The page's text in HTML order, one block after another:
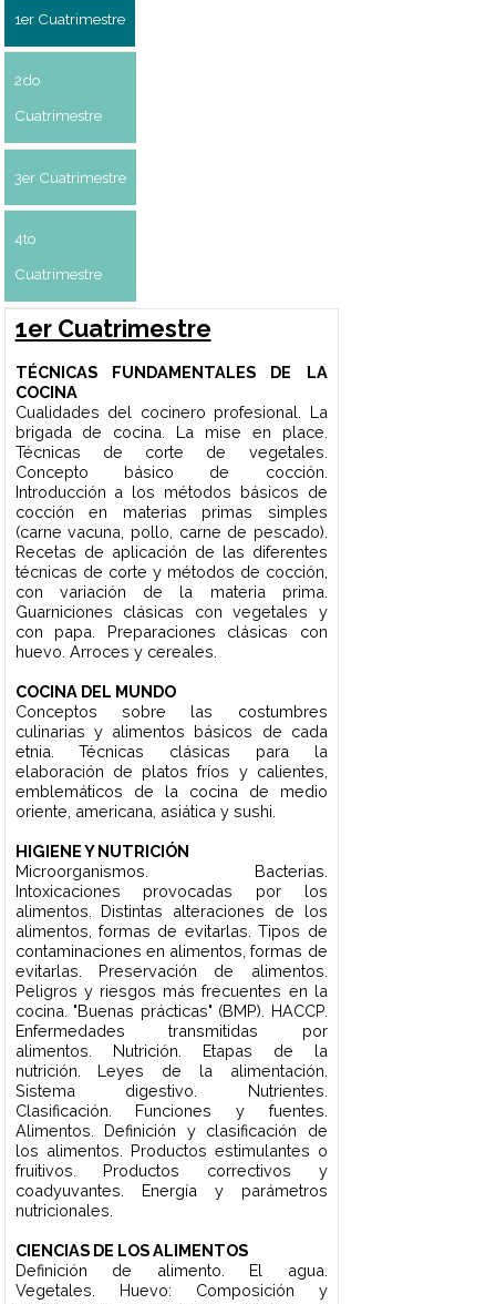
PASTELERÍA AVANZADA
Técnicas para la elaboración de una
chocolate. Elaboración de bombones de
corte y rellenos. Concepto de ganache.
Decoraciones simples con chocolate.
Estructuras básicas con chocolate.
COCINA DE DESPACHO
Elaboración de diversos platos a la
minuta en tiempo real. En cada clase los
alumnos practicarán los procedimientos
y técnicas enseñadas, a través de un rol
playing, donde se pone en práctica el
liderazgo, el trabajo en equipo, la
velocidad, la resolución de problemas y
conflictos, que se suscitan normalmente
en el ámbito de trabajo de una cocina.
INGLÉS TÉCNICO
Vocabulario aplicado a situaciones
comunes de la gastronomía. Partes de
un restaurante. Roles y funciones en el
trabajo. Materias primas. Bebidas.
Utensilios de cocina. Métodos de
cocción. Técnicas. Redacción y
traducción de recetas y cartas.
COSTOS GASTRONÓMICOS
Objetos de costo. Unidad de costeo.
Costeo de recetas culinarias. Tipos de
costos y sus características. Control
presupuestario. Presupuesto operativo,
económico y financiero. Tipos de
productos. Calidad y cantidad.
Clasificación ABC. El rotulado de los
alimentos. Fuentes de abastecimiento.
Calificación de proveedores. Costeo de
recetas y de menúes. Costos para la